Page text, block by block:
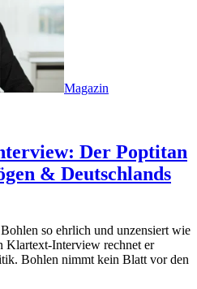
Magazin
Der Poptitan
& Deutschlands
so ehrlich und unzensiert wie
Klartext-Interview rechnet er
Bohlen nimmt kein Blatt vor den